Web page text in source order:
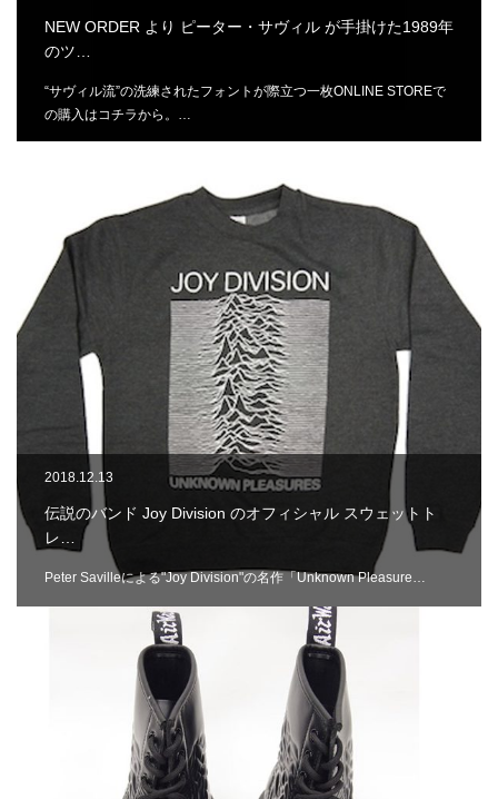
NEW ORDER より ピーター・サヴィル が手掛けた1989年
のツ…
“サヴィル流”の洗練されたフォントが際立つ一枚ONLINE STOREで
の購入はコチラから。…
2018.12.13
伝説のバンド Joy Division のオフィシャル スウェットト
レ…
Peter Savilleによる"Joy Division"の名作「Unknown Pleasure…